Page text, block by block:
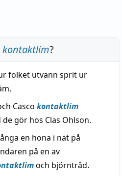
kontaktlim?
folket utvann sprit ur
Casco kontaktlim
gör hos Clas Ohlson.
en hona i nät på
på en av
och björntråd.